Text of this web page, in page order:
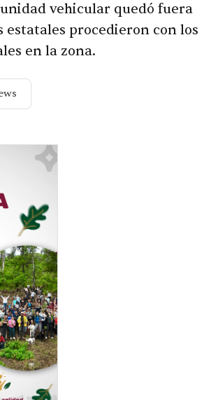
vehicular quedó fuera
procedieron con los
en la zona.